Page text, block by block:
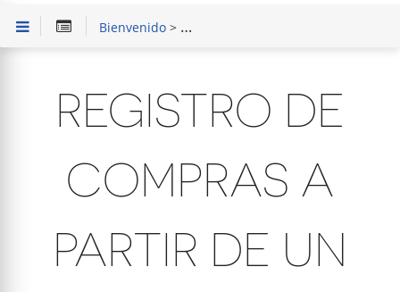
Bienvenido> SAIT Punto de Venta Básico
REGISTRO DE
COMPRAS A
PARTIR DE UN